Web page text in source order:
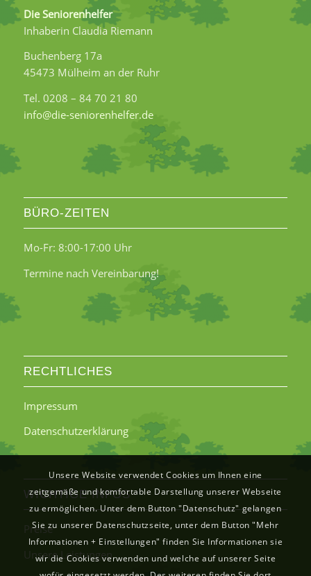
Die Seniorenhelfer
Inhaberin Claudia Riemann
Buchenberg 17a
45473 Mülheim an der Ruhr
Tel. 0208 – 84 70 21 80
info@die-seniorenhelfer.de
BÜRO-ZEITEN
Mo-Fr: 8:00-17:00 Uhr
Termine nach Vereinbarung!
RECHTLICHES
Impressum
Datenschutzerklärung
WICHTIGE INFOS
Preise
Unsere Leistungen
Unsere Website verwendet Cookies um Ihnen eine
zeitgemäße und komfortable Darstellung unserer Webseite
zu ermöglichen. Unter dem Button "Datenschutz" gelangen
Sie zu unserer Datenschutzseite, unter dem Button "Mehr
Informationen + Einstellungen" finden Sie Informationen sie
wir die Cookies verwenden und welche auf unserer Seite